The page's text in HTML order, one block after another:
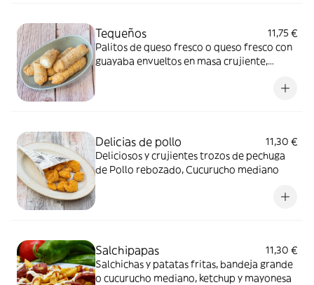
Tequeños
11,75 €
Palitos de queso fresco o queso fresco con
guayaba envueltos en masa crujiente,
Delicias de pollo
11,30 €
Deliciosos y crujientes trozos de pechuga
de Pollo rebozado, Cucurucho mediano
Salchipapas
11,30 €
Salchichas y patatas fritas, bandeja grande
o cucurucho mediano, ketchup y mayonesa